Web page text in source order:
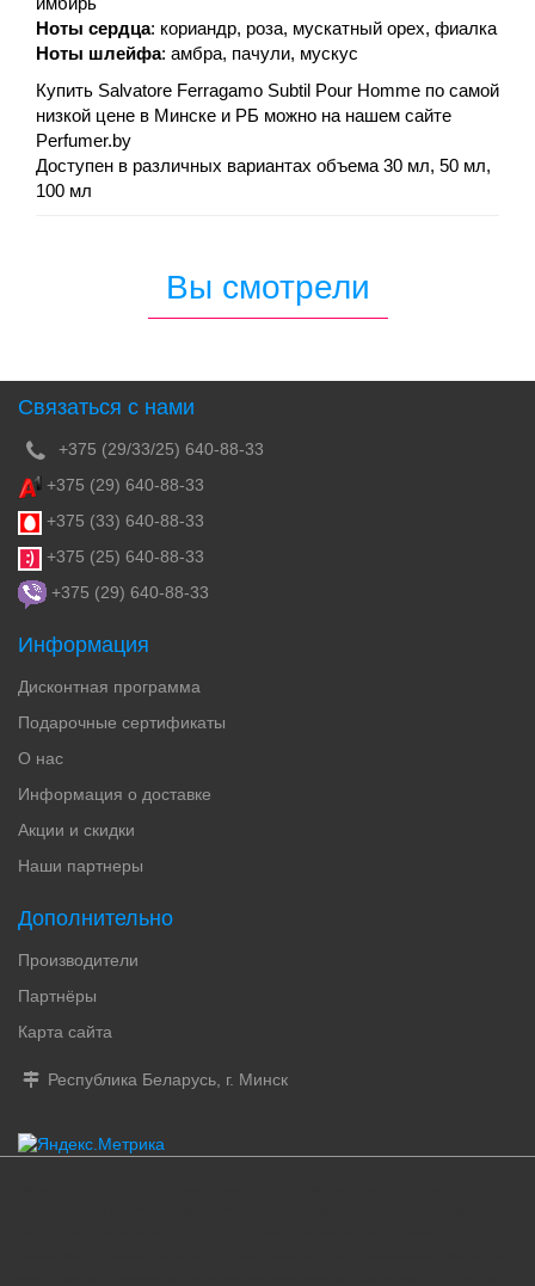
Ноты сердца: кориандр, роза, мускатный орех, фиалка
Ноты шлейфа: амбра, пачули, мускус
Купить Salvatore Ferragamo Subtil Pour Homme по самой
низкой цене в Минске и РБ можно на нашем сайте
Perfumer.by
Доступен в различных вариантах объема 30 мл, 50 мл,
100 мл
Вы смотрели
Связаться с нами
+375 (29/33/25) 640-88-33
+375 (29) 640-88-33
+375 (33) 640-88-33
+375 (25) 640-88-33
+375 (29) 640-88-33
Информация
Дисконтная программа
Подарочные сертификаты
О нас
Информация о доставке
Акции и скидки
Наши партнеры
Дополнительно
Производители
Партнёры
Карта сайта
Республика Беларусь, г. Минск